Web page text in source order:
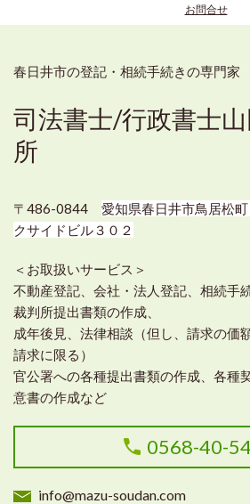
お問合せ
春日井市の登記・相続手続きの専門家
司法書士/行政書士
所
〒486-0844 愛知県春日井市鳥居松
クサイドビル３０２
＜お取扱いサービス＞
不動産登記、会社・法人登記、相続手
裁判所提出書類の作成、
成年後見、法律相談（但し、請求の価
請求に限る）
官公署への各種提出書類の作成、各種
意書の作成など
0568-40-
info@mazu-soudan.com